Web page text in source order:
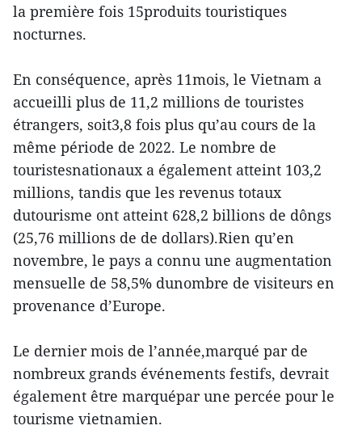
la première fois 15produits touristiques
nocturnes.
En conséquence, après 11mois, le Vietnam a
accueilli plus de 11,2 millions de touristes
étrangers, soit3,8 fois plus qu’au cours de la
même période de 2022. Le nombre de
touristesnationaux a également atteint 103,2
millions, tandis que les revenus totaux
dutourisme ont atteint 628,2 billions de dôngs
(25,76 millions de de dollars).Rien qu’en
novembre, le pays a connu une augmentation
mensuelle de 58,5% dunombre de visiteurs en
provenance d’Europe.
Le dernier mois de l’année,marqué par de
nombreux grands événements festifs, devrait
également être marquépar une percée pour le
tourisme vietnamien.